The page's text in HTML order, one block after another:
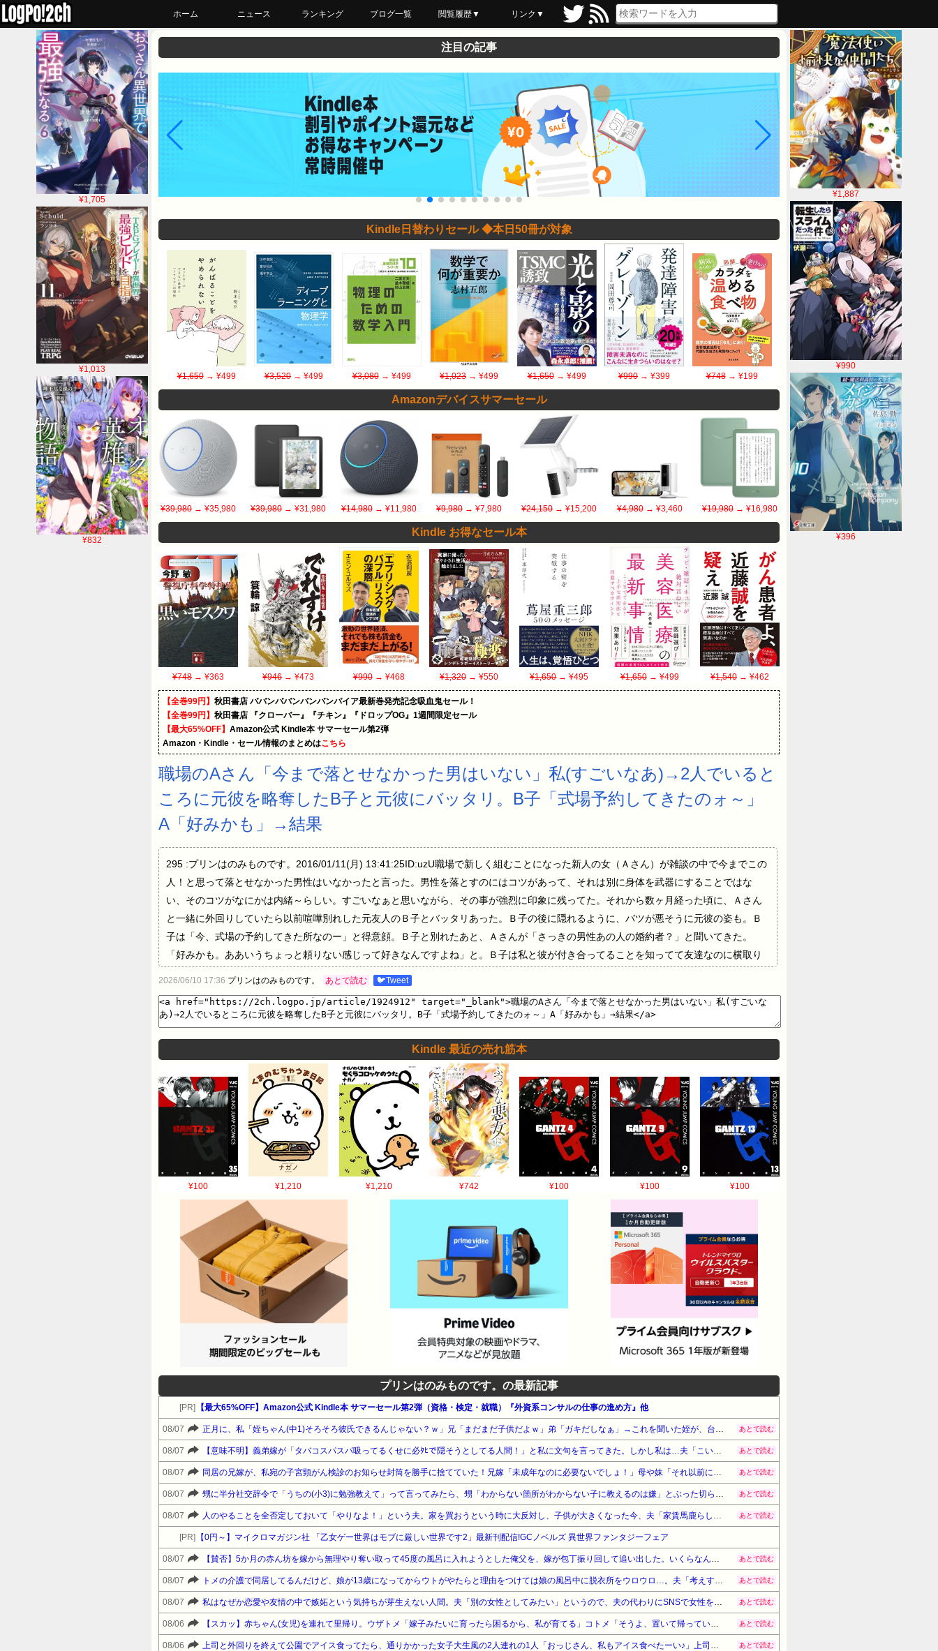
ホーム ニュース ランキング ブログ一覧 閲覧履歴▼
最近読んだ
あとで読む
ブックマーク
リンク▼
¥1,887
¥990
¥396
¥1,705
¥1,013
¥832
注目の記事
Kindle日替わりセール ◆本日50冊が対象
¥1,650→ ¥499 ¥3,520 → ¥499 ¥3,080→ ¥499 ¥1,023 → ¥499 ¥1,650→ ¥499 ¥990 → ¥399 ¥748→ ¥199
Amazonデバイスサマーセール
¥39,980 → ¥35,980 ¥39,980→ ¥31,980 ¥14,980→ ¥11,980 ¥9,980→ ¥7,980 ¥24,150→ ¥15,200 ¥4,980→ ¥3,460 ¥19,980→ ¥16,980
Kindle お得なセール本
¥748 → ¥363 ¥946→ ¥473 ¥990→ ¥468 ¥1,320→ ¥550 ¥1,650→ ¥495 ¥1,650→ ¥499 ¥1,540→ ¥462
【全巻99円】 秋田書店 ババンババンバンバンパイア最新巻発売記念吸血鬼セール！
【全巻99円】 秋田書店 『クローバー』『チキン』『ドロップOG』1週間限定セール
【最大65%OFF】 Amazon公式 Kindle本 サマーセール第2弾
Amazon・Kindle・セール情報のまとめはこちら
職場のAさん「今まで落とせなかった男はいない」私(すごいなあ)→2人でいると
ころに元彼を略奪したB子と元彼にバッタリ。B子「式場予約してきたのォ～」
A「好みかも」→結果
295 :プリンはのみものです。2016/01/11(月) 13:41:25ID:uzU職場で新しく組むことになった新人の女（Ａさん）が雑談の中で今までこの
人！と思って落とせなかった男性はいなかったと言った。男性を落とすのにはコツがあって、それは別に身体を武器にすることではな
い、そのコツがなにかは内緒～らしい。すごいなぁと思いながら、その事が強烈に印象に残ってた。それから数ヶ月経った頃に、Ａさん
と一緒に外回りしていたら以前喧嘩別れした元友人のＢ子とバッタリあった。Ｂ子の後に隠れるように、バツが悪そうに元彼の姿も。Ｂ
子は「今、式場の予約してきた所なのー」と得意顔。Ｂ子と別れたあと、Ａさんが「さっきの男性あの人の婚約者？」と聞いてきた。
「好みかも。ああいうちょっと頼りない感じって好きなんですよね」と。Ｂ子は私と彼が付き合ってることを知ってて友達なのに横取り
したこと。横取りされた時「好きになったら奪うのは当然。自分の気持ちに素直になっただけ」と言ってのけたこと。「あんた（私）と
話したのはそれだけだけど、Ａさんは期待通りにＢ子から婚約者を奪ってくれた。元彼のことは馬鹿な浮気性な男だと見抜けなかったの
は自分だし、あのまま知らずに付き合わなくて良かったと心から思ってる。なので今更なんとも思ってないけど、Ｂ子が婚約者を奪った
女が私と一緒に歩いていた女だと知って私の差し金だと思い込み（ある意味正しいけどｗ）、家まで怒鳴り込んできた時、「あれれれ？
好きになったら奪うのは当然だって言わなかったっけ？ 奪われるようなヘマしないとも、あんた言ってたような気がするけど 違った
っけなぁぁぁ？」と言い返してやることが出来て、やっとあの日の屈辱をはらせた。…
2026/06/10 17:36 プリンはのみものです。 あとで読む 🐦Tweet
Kindle 最近の売れ筋本
¥100 ¥1,210 ¥1,210 ¥742 ¥100 ¥100 ¥100
プリンはのみものです。の最新記事
[PR] 【最大65%OFF】Amazon公式 Kindle本 サマーセール第2弾（資格・検定・就職）『外資系コンサルの仕事の進め方』他
08/07 あとで読む
08/07 あとで読む
08/07 あとで読む
08/07 あとで読む
08/07 あとで読む
[PR] 【0円～】マイクロマガジン社 「乙女ゲー世界はモブに厳しい世界です2」最新刊配信!GCノベルズ 異世界ファンタジーフェア
08/07 あとで読む
08/07 あとで読む
08/07 あとで読む
08/06 あとで読む
08/06 あとで読む